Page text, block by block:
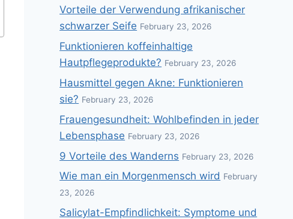
Vorteile der Verwendung afrikanischer
schwarzer Seife February 23, 2026
Funktionieren koffeinhaltige
Hautpflegeprodukte? February 23, 2026
Hausmittel gegen Akne: Funktionieren
sie? February 23, 2026
Frauengesundheit: Wohlbefinden in jeder
Lebensphase February 23, 2026
9 Vorteile des Wanderns February 23, 2026
Wie man ein Morgenmensch wird February
23, 2026
Salicylat-Empfindlichkeit: Symptome und